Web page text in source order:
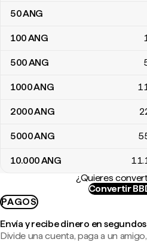
50ANG
100ANG
500ANG
1000ANG
2000ANG
5000ANG
10.000ANG
¿Quieres
Convertir
PAGOS
Envía y recibe dinero en segundos
Divide una cuenta, paga a un